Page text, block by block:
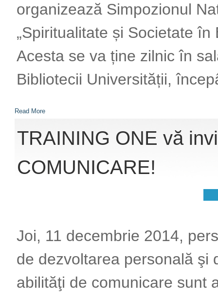
organizează Simpozionul
„Spiritualitate și Societate în
Acesta se va ține zilnic în
Bibliotecii Universității,
Read More
TRAINING ONE vă
COMUNICARE!
Joi, 11 decembrie 2014,
de dezvoltarea personală şi
abilităţi de comunicare sunt